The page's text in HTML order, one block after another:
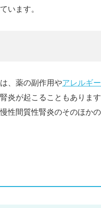
います。
、薬の副作用やアレルギー
炎が起こることもありま
性間質性腎炎のそのほか